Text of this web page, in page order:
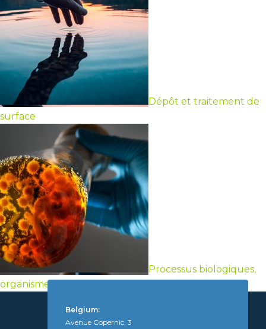
Dépôt et traitement de
surface
Processus biologiques,
organismes vivants ou de leurs composants
Belgium:
Avenue Copernic, 3